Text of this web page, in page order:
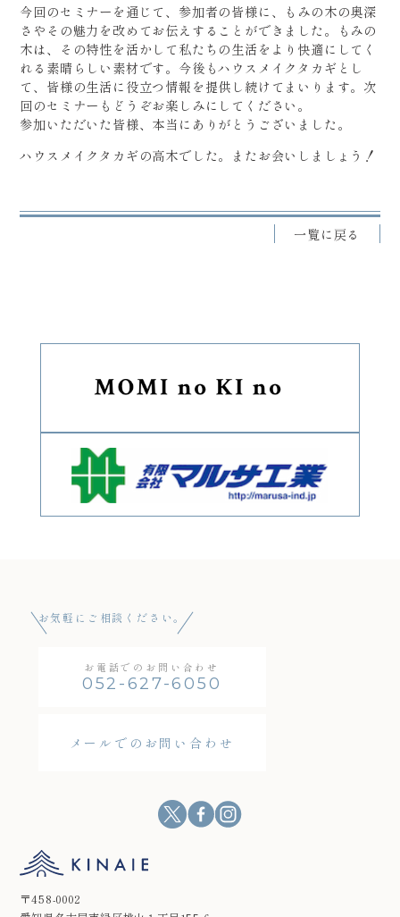
今回のセミナーを通じて、参加者の皆様に、もみの木の奥深
さやその魅力を改めてお伝えすることができました。もみの
木は、その特性を活かして私たちの生活をより快適にしてく
れる素晴らしい素材です。今後もハウスメイクタカギとし
て、皆様の生活に役立つ情報を提供し続けてまいります。次
回のセミナーもどうぞお楽しみにしてください。
参加いただいた皆様、本当にありがとうございました。
ハウスメイクタカギの高木でした。またお会いしましょう！
一覧に戻る
〒458-0002
お気軽にご相談ください。
お電話でのお問い合わせ
052-627-6050
メールでのお問い合わせ